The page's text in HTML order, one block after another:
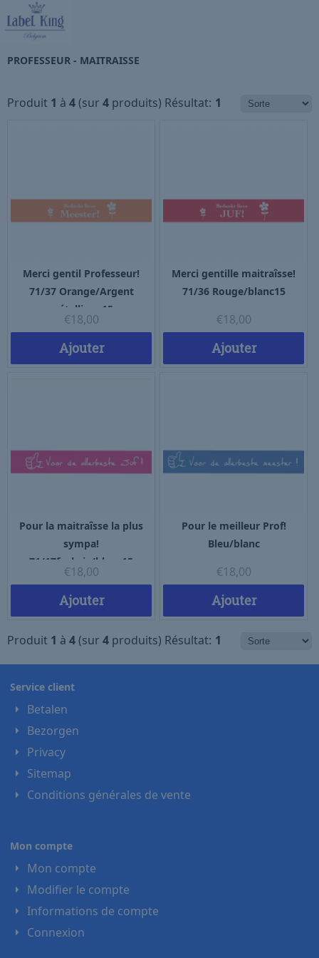
PROFESSEUR - MAITRAISSE
Produit 1 à 4(sur 4 produits) Résultat: 1
Merci gentil Professeur!
71/37 Orange/Argent
métallique15
€18,00
Ajouter
Merci gentille maitraîsse!
71/36 Rouge/blanc15
€18,00
Ajouter
Pour la maitraîsse la plus
sympa!
71/17fuchsia/blanc15
€18,00
Ajouter
Pour le meilleur Prof!
Bleu/blanc
€18,00
Ajouter
Produit 1 à 4(sur 4 produits) Résultat: 1
Service client
Betalen
Bezorgen
Privacy
Sitemap
Conditions générales de vente
Mon compte
Mon compte
Modifier le compte
Informations de compte
Connexion